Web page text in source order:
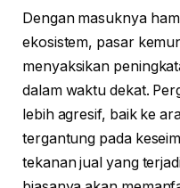
Dengan masuknya
ekosistem, pasar
menyaksikan
dalam waktu dekat.
lebih agresif, baik ke
tergantung pada
tekanan jual yang